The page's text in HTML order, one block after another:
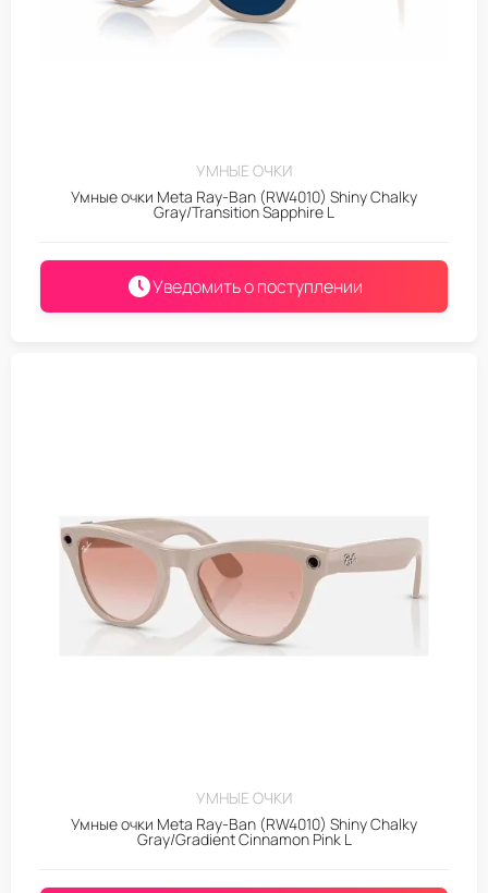
УМНЫЕ ОЧКИ
Умные очки Meta Ray-Ban (RW4010) Shiny Chalky
Gray/Transition Sapphire L
Уведомить о поступлении
УМНЫЕ ОЧКИ
Умные очки Meta Ray-Ban (RW4010) Shiny Chalky
Gray/Gradient Cinnamon Pink L